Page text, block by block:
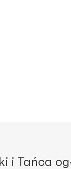
i Tańca